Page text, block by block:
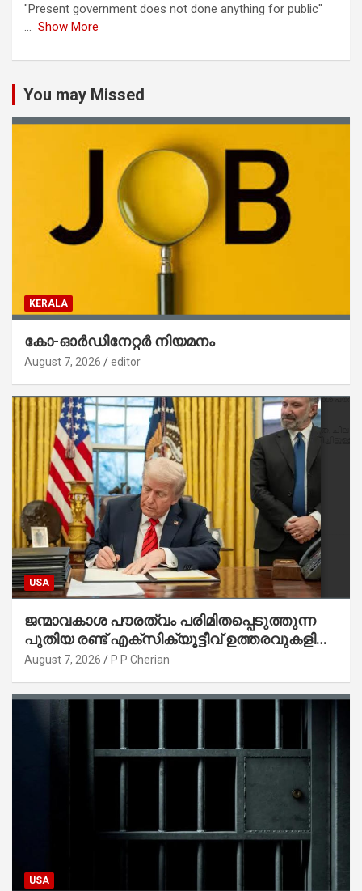
"Present government does not done anything for public"
... Show More
You may Missed
KERALA
കോ-ഓർഡിനേറ്റർ നിയമനം
August 7, 2026 editor
USA
ജന്മാവകാശ പൗരത്വം പരിമിതപ്പെടുത്തുന്ന
പുതിയ രണ്ട് എക്സിക്യൂട്ടീവ് ഉത്തരവുകളിൽ
ട്രംപ് ഒപ്പുവെച്ചു
August 7, 2026 P P Cherian
USA